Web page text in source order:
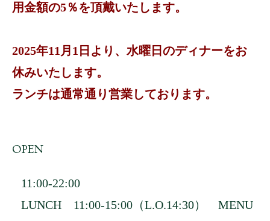
用金額の5％を頂戴いたします。
2025年11月1日より、水曜日のディナーをお
休みいたします。
ランチは通常通り営業しております。
OPEN
11:00-22:00
LUNCH 11:00-15:00（L.O.14:30） MENU